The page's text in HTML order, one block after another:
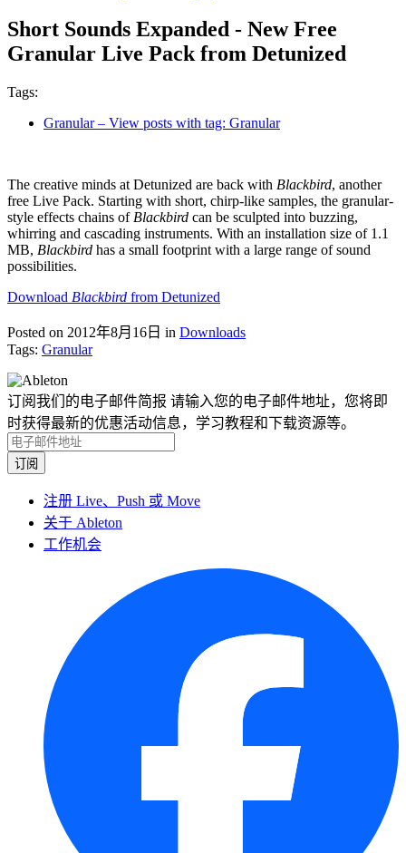
Short Sounds Expanded - New Free
Granular Live Pack from Detunized
Tags:
Granular– View posts with tag: Granular
The creative minds at Detunized are back with Blackbird, another
free Live Pack. Starting with short, chirp-like samples, the granular-
style effects chains of Blackbird can be sculpted into buzzing,
whirring and cascading instruments. With an installation size of 1.1
MB, Blackbird has a small footprint with a large range of sound
possibilities.
Download Blackbird from Detunized
Posted on 2012年8月16日 in Downloads
Tags: Granular
订阅我们的电子邮件简报 请输入您的电子邮件地址，您将即
时获得最新的优惠活动信息，学习教程和下载资源等。
注册 Live、Push 或 Move
关于 Ableton
工作机会